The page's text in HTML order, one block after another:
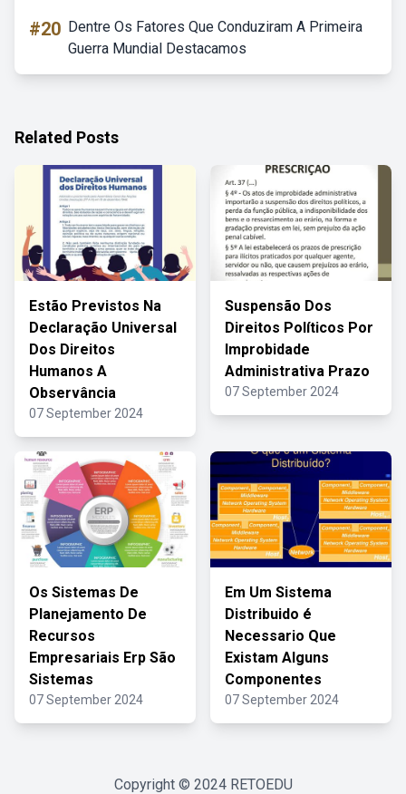
#20 Dentre Os Fatores Que Conduziram A Primeira
Guerra Mundial Destacamos
Related Posts
Estão Previstos Na
Declaração Universal
Dos Direitos
Humanos A
Observância
07 September 2024
Suspensão Dos
Direitos Políticos Por
Improbidade
Administrativa Prazo
07 September 2024
Os Sistemas De
Planejamento De
Recursos
Empresariais Erp São
Sistemas
07 September 2024
Em Um Sistema
Distribuido é
Necessario Que
Existam Alguns
Componentes
07 September 2024
Copyright © 2024 RETOEDU